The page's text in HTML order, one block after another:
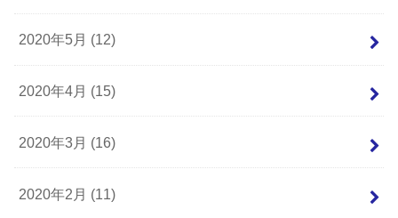
2020年5月 (12)
2020年4月 (15)
2020年3月 (16)
2020年2月 (11)